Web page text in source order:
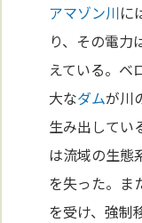
アマゾン川に
り、その電力
えている。ベ
大なダムが川
生み出してい
は流域の生態
を失った。ま
を受け、強制